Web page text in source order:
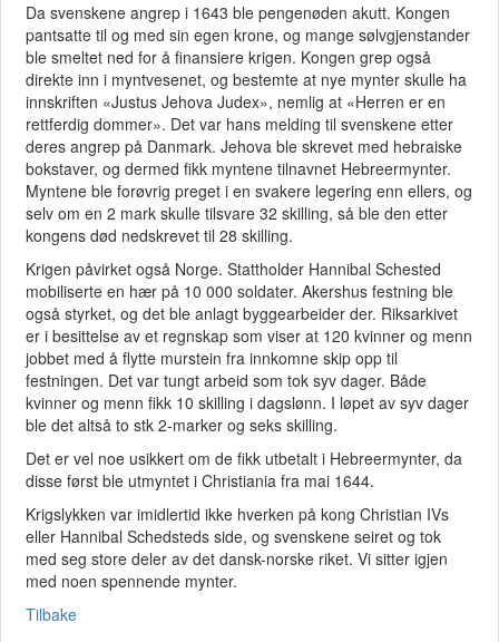
Da svenskene angrep i 1643 ble pengenøden akutt. Kongen
pantsatte til og med sin egen krone, og mange sølvgjenstander
ble smeltet ned for å finansiere krigen. Kongen grep også
direkte inn i myntvesenet, og bestemte at nye mynter skulle ha
innskriften «Justus Jehova Judex», nemlig at «Herren er en
rettferdig dommer». Det var hans melding til svenskene etter
deres angrep på Danmark. Jehova ble skrevet med hebraiske
bokstaver, og dermed fikk myntene tilnavnet Hebreermynter.
Myntene ble forøvrig preget i en svakere legering enn ellers, og
selv om en 2 mark skulle tilsvare 32 skilling, så ble den etter
kongens død nedskrevet til 28 skilling.
Krigen påvirket også Norge. Stattholder Hannibal Schested
mobiliserte en hær på 10 000 soldater. Akershus festning ble
også styrket, og det ble anlagt byggearbeider der. Riksarkivet
er i besittelse av et regnskap som viser at 120 kvinner og menn
jobbet med å flytte murstein fra innkomne skip opp til
festningen. Det var tungt arbeid som tok syv dager. Både
kvinner og menn fikk 10 skilling i dagslønn. I løpet av syv dager
ble det altså to stk 2-marker og seks skilling.
Det er vel noe usikkert om de fikk utbetalt i Hebreermynter, da
disse først ble utmyntet i Christiania fra mai 1644.
Krigslykken var imidlertid ikke hverken på kong Christian IVs
eller Hannibal Schedsteds side, og svenskene seiret og tok
med seg store deler av det dansk-norske riket. Vi sitter igjen
med noen spennende mynter.
Tilbake